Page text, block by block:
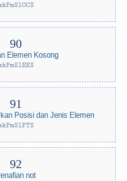
Elemen Kosong
Posisi dan Jenis Elemen
not